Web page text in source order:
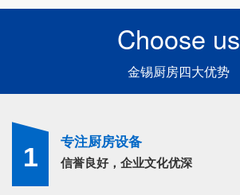
Choose us
金锡厨房四大优势
1
专注厨房设备
信誉良好，企业文化优深